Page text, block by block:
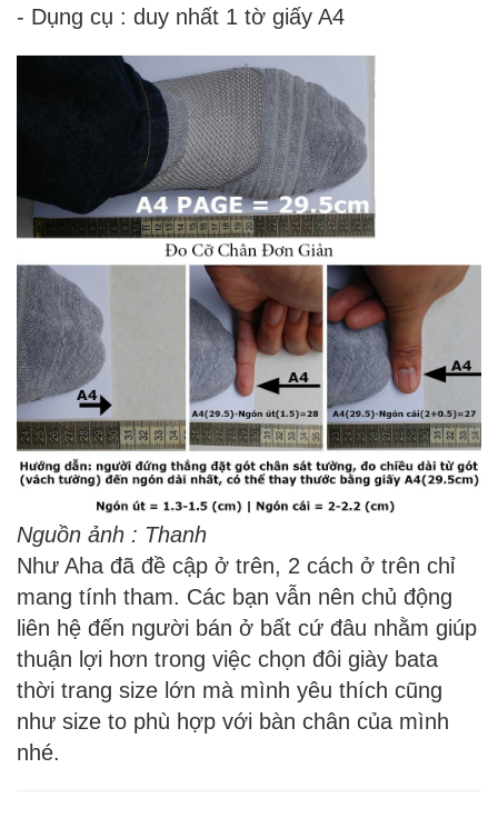
- Dụng cụ : duy nhất 1 tờ giấy A4
Nguồn ảnh : Thanh
Như Aha đã đề cập ở trên, 2 cách ở trên chỉ
mang tính tham. Các bạn vẫn nên chủ động
liên hệ đến người bán ở bất cứ đâu nhằm giúp
thuận lợi hơn trong việc chọn đôi giày bata
thời trang size lớn mà mình yêu thích cũng
như size to phù hợp với bàn chân của mình
nhé.